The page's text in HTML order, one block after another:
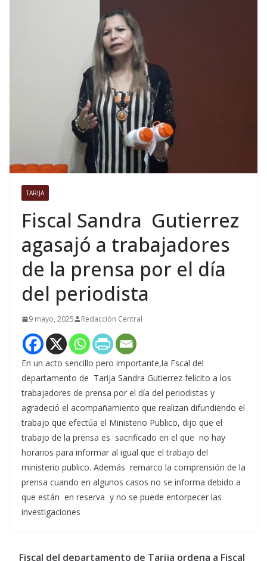
TARIJA
Fiscal Sandra Gutierrez
agasajó a trabajadores
de la prensa por el día
del periodista
9 mayo, 2025 Redacción Central
En un acto sencillo pero importante,la Fscal del
departamento de Tarija Sandra Gutierrez felicito a los
trabajadores de prensa por el día del periodistas y
agradeció el acompañamiento que realizan difundiendo el
trabajo que efectúa el Ministerio Publico, dijo que el
trabajo de la prensa es sacrificado en el que no hay
horarios para informar al igual que el trabajo del
ministerio publico. Además remarco la comprensión de la
prensa cuando en algunos casos no se informa debido a
que están en reserva y no se puede entorpecer las
investigaciones
Fiscal del departamento de Tarija ordena a Fiscal